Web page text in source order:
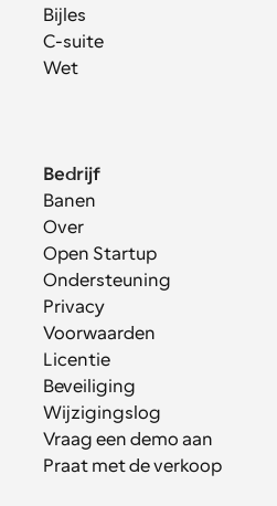
Bijles
C-suite
Wet
Bedrijf
Banen
Over
Open Startup
Ondersteuning
Privacy
Voorwaarden
Licentie
Beveiliging
Wijzigingslog
Vraag een demo aan
Praat met de verkoop